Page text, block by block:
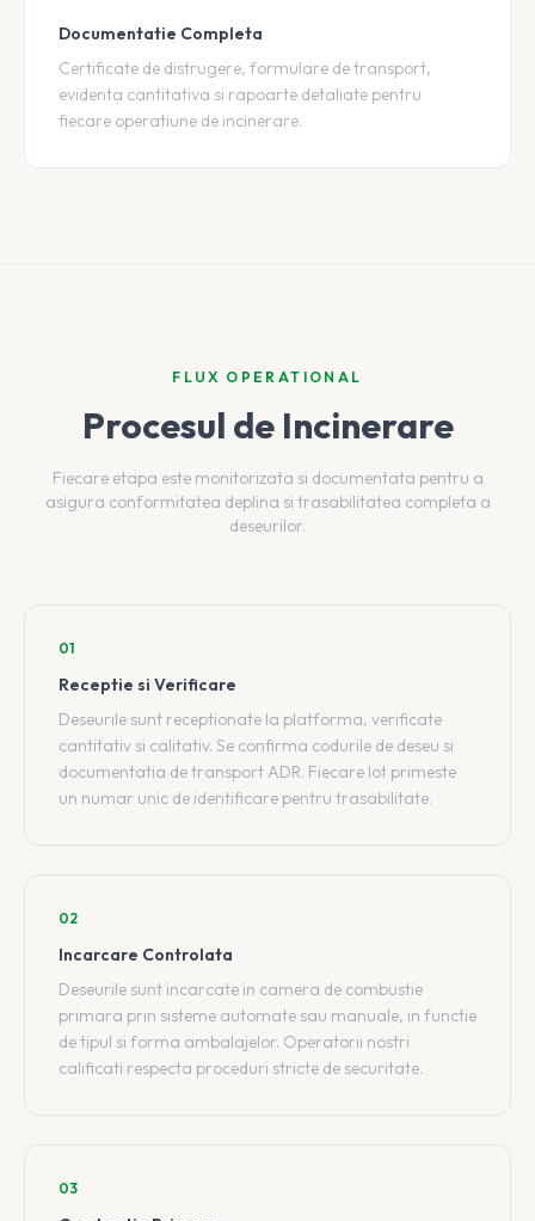
Documentatie Completa
Certificate de distrugere, formulare de transport,
evidenta cantitativa si rapoarte detaliate pentru
fiecare operatiune de incinerare.
FLUX OPERATIONAL
Procesul de Incinerare
Fiecare etapa este monitorizata si documentata pentru a
asigura conformitatea deplina si trasabilitatea completa a
deseurilor.
01
Receptie si Verificare
Deseurile sunt receptionate la platforma, verificate
cantitativ si calitativ. Se confirma codurile de deseu si
documentatia de transport ADR. Fiecare lot primeste
un numar unic de identificare pentru trasabilitate.
02
Incarcare Controlata
Deseurile sunt incarcate in camera de combustie
primara prin sisteme automate sau manuale, in functie
de tipul si forma ambalajelor. Operatorii nostri
calificati respecta proceduri stricte de securitate.
03